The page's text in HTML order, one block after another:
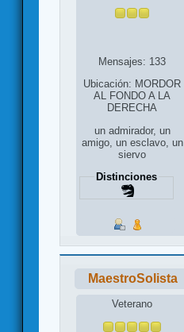
Mensajes: 133
Ubicación: MORDOR
AL FONDO A LA
DERECHA
un admirador, un
amigo, un esclavo, un
siervo
Distinciones
MaestroSolista
Veterano